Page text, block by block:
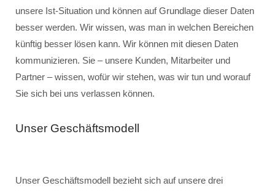
unsere Ist-Situation und können auf Grundlage dieser Daten
besser werden. Wir wissen, was man in welchen Bereichen
künftig besser lösen kann. Wir können mit diesen Daten
kommunizieren. Sie – unsere Kunden, Mitarbeiter und
Partner – wissen, wofür wir stehen, was wir tun und worauf
Sie sich bei uns verlassen können.
Unser Geschäftsmodell
Unser Geschäftsmodell bezieht sich auf unsere drei